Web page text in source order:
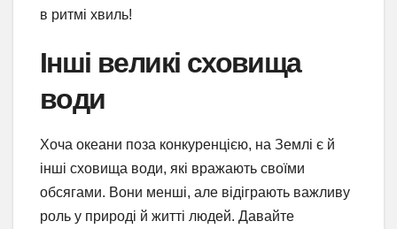
в ритмі хвиль!
Інші великі сховища
води
Хоча океани поза конкуренцією, на Землі є й
інші сховища води, які вражають своїми
обсягами. Вони менші, але відіграють важливу
роль у природі й житті людей. Давайте